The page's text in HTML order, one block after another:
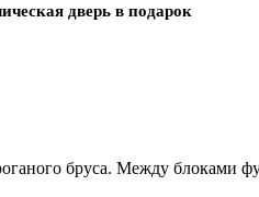
дверь в подарок
бруса. Между блоками